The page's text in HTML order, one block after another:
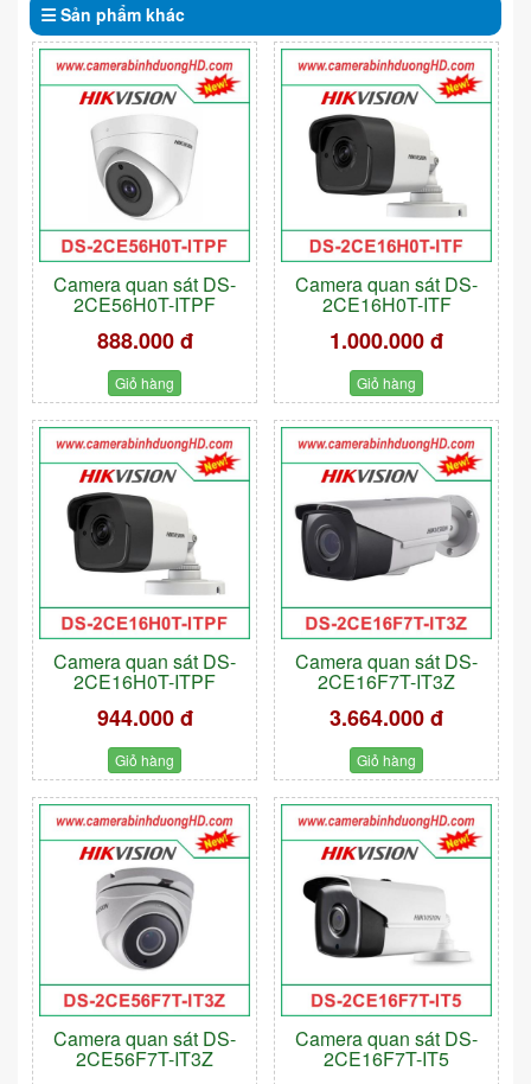
Sản phẩm khác
Camera quan sát DS-
2CE56H0T-ITPF
888.000 đ
Giỏ hàng
Camera quan sát DS-
2CE16H0T-ITF
1.000.000 đ
Giỏ hàng
Camera quan sát DS-
2CE16H0T-ITPF
944.000 đ
Giỏ hàng
Camera quan sát DS-
2CE16F7T-IT3Z
3.664.000 đ
Giỏ hàng
Camera quan sát DS-
2CE56F7T-IT3Z
Camera quan sát DS-
2CE16F7T-IT5